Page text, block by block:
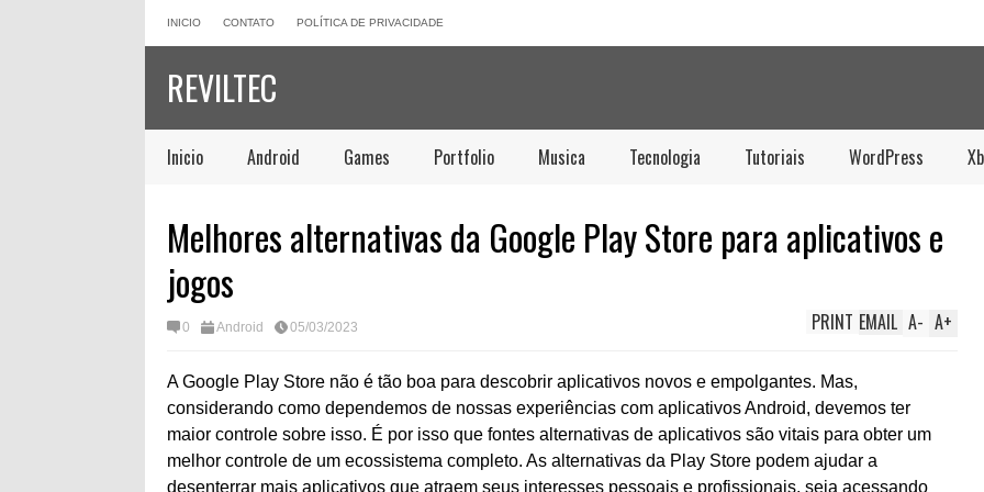
INICIO CONTATO POLÍTICA DE PRIVACIDADE
REVILTEC
Inicio Android Games Portfolio Musica Tecnologia Tutoriais WordPress
Melhores alternativas da Google Play Store para aplicativos e
jogos
0 Android 05/03/2023 A+
A-
EMAIL
PRINT
A Google Play Store não é tão boa para descobrir aplicativos novos e empolgantes. Mas,
considerando como dependemos de nossas experiências com aplicativos Android, devemos ter
maior controle sobre isso. É por isso que fontes alternativas de aplicativos são vitais para obter um
melhor controle de um ecossistema completo. As alternativas da Play Store podem ajudar a
desenterrar mais aplicativos que atraem seus interesses pessoais e profissionais, seja acessando